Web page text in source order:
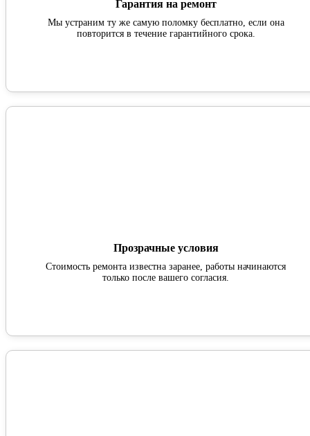
Гарантия на ремонт
Мы устраним ту же самую поломку бесплатно, если она
повторится в течение гарантийного срока.
Прозрачные условия
Стоимость ремонта известна заранее, работы начинаются
только после вашего согласия.